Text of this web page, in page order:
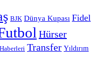
BJK Dünya Kupası Fidel
Hürser
Transfer Yıldırım